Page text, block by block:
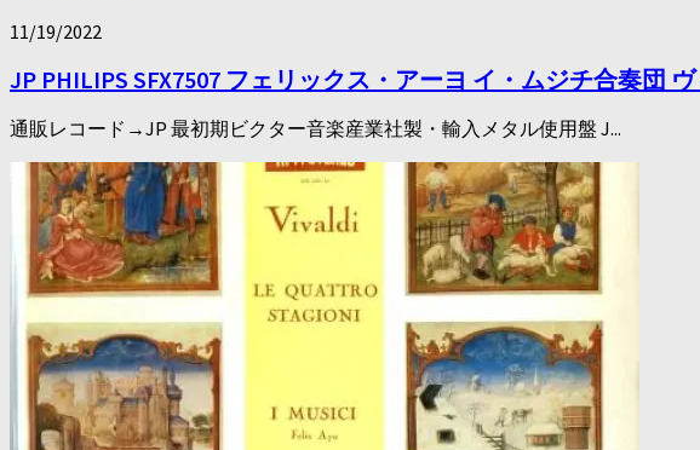
11/19/2022
JP PHILIPS SFX7507 フェリックス・アーヨ イ・ムジチ合奏団
通販レコード→JP 最初期ビクター音楽産業社製・輸入メタル使用盤 J...